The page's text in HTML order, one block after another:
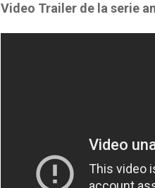
Video Trailer de la serie